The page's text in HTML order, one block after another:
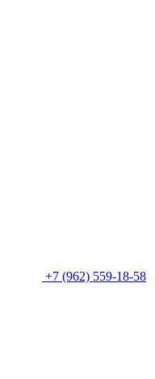
+7 (962) 559-18-58